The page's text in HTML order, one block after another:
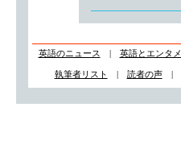
英語のニュース | 英語とエンタメ
執筆者リスト
| 読者の声|